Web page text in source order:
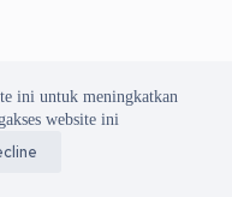
ini untuk meningkatkan
website ini